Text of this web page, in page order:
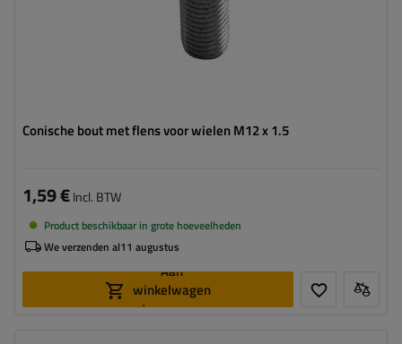
Conische bout met flens voor wielen M12 x 1.5
1,59 €Incl. BTW
Product beschikbaar in grote hoeveelheden
We verzenden al11 augustus
Aan
winkelwagen
toevoegen